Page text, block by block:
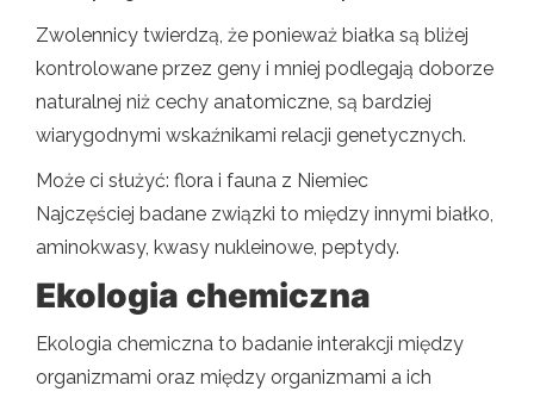
Zwolennicy twierdzą, że ponieważ białka są bliżej
kontrolowane przez geny i mniej podlegają doborze
naturalnej niż cechy anatomiczne, są bardziej
wiarygodnymi wskaźnikami relacji genetycznych.
Może ci służyć: flora i fauna z Niemiec
Najczęściej badane związki to między innymi białko,
aminokwasy, kwasy nukleinowe, peptydy.
Ekologia chemiczna
Ekologia chemiczna to badanie interakcji między
organizmami oraz między organizmami a ich